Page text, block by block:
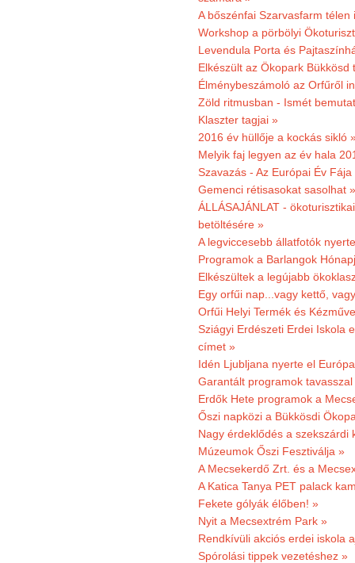
A bőszénfai Szarvasfarm
Workshop a pörbölyi
Levendula Porta és
Elkészült az Ökopark
Élménybeszámoló az Orfűről
Zöld ritmusban - Ismét
Klaszter tagjai »
2016 év hüllője a kockás sikló
Melyik faj legyen az év hala
Szavazás - Az Európai Év
Gemenci rétisasokat sasolhat »
ÁLLÁSAJÁNLAT -
betöltésére »
A legviccesebb állatfotók
Programok a Barlangok
Elkészültek a legújabb
Egy orfűi nap...vagy kettő,
Orfűi Helyi Termék és
Sziágyi Erdészeti Erdei Iskola
címet »
Idén Ljubljana nyerte el
Garantált programok tavasszal
Erdők Hete programok a
Őszi napközi a Bükkösdi
Nagy érdeklődés a szekszárdi
Múzeumok Őszi Fesztiválja »
A Mecsekerdő Zrt. és a
A Katica Tanya PET palack
Fekete gólyák élőben! »
Nyit a Mecsextrém Park »
Rendkívüli akciós erdei iskola
Spórolási tippek vezetéshez »